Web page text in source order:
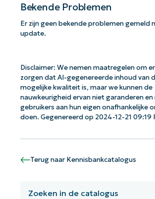
Bekende Problemen
Er zijn geen bekende problemen gemeld
update.
Disclaimer: We nemen maatregelen om
zorgen dat AI-gegenereerde inhoud van
mogelijke kwaliteit is, maar we kunnen de
nauwkeurigheid ervan niet garanderen en
gebruikers aan hun eigen onafhankelijke
doen. Gegenereerd op 2024-12-21 09:19
Terug naar Kennisbankcatalogus
gestuurde KB-